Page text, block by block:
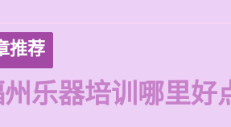
推荐
乐器培训哪里好